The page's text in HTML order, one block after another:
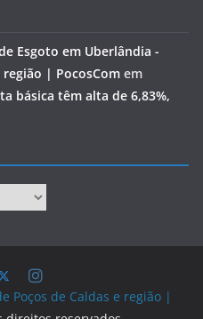
Esgoto em Uberlândia -
região | PocosCom em
básica têm alta de 6,83%,
Poços de Caldas e região |